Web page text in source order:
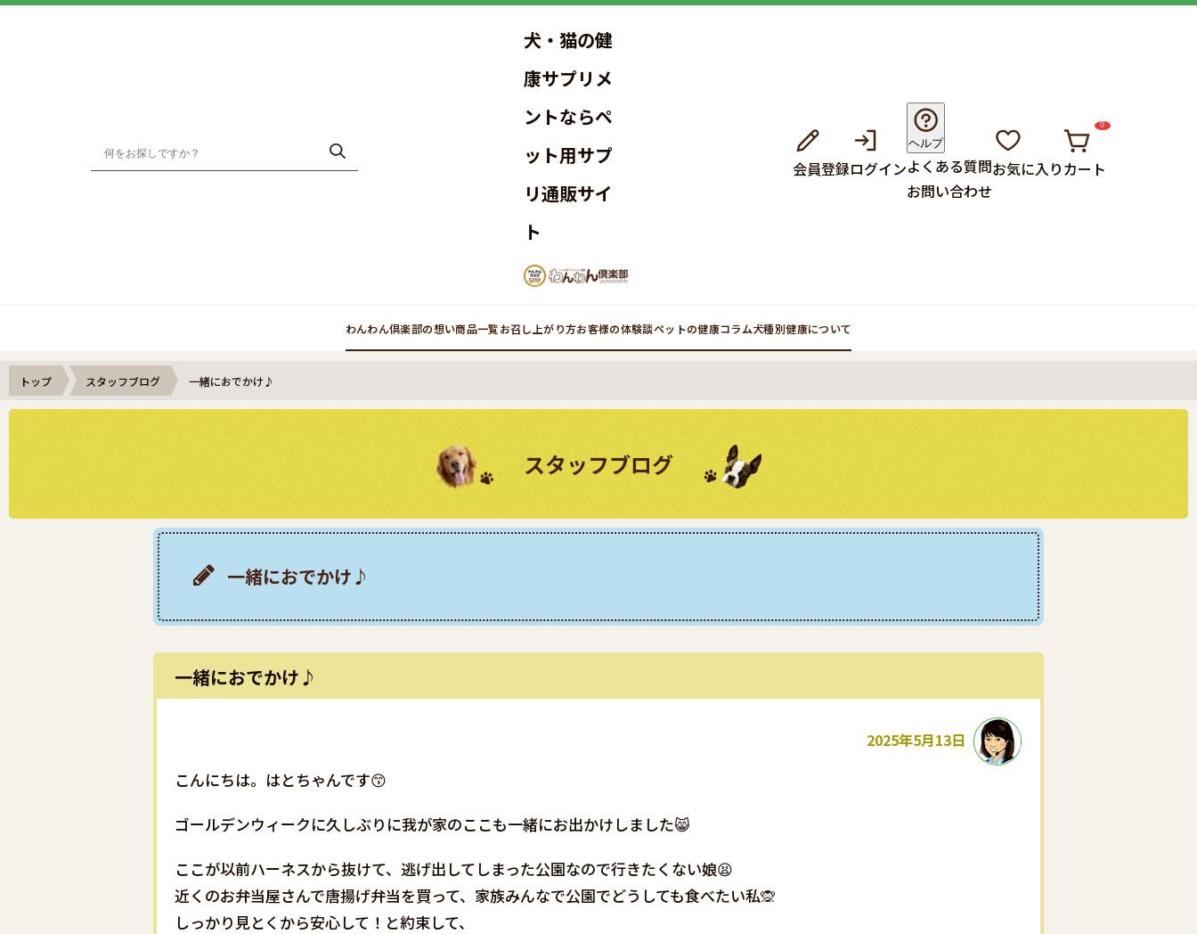
犬・猫の健
康サプリメ
ントならペ
ット用サプ
リ通販サイ
ト
会員登録ログイン
ヘルプ
よくある質問
お問い合わせ
お気に入りカート
0
わんわん倶楽部の想い商品一覧お召し上がり方お客様の体験談ペットの健康コラム犬種別健康について
トップ スタッフブログ 一緒におでかけ♪
スタッフブログ
一緒におでかけ♪
一緒におでかけ♪
2025年5月13日
こんにちは。はとちゃんです😙
ゴールデンウィークに久しぶりに我が家のここも一緒にお出かけしました😸
ここが以前ハーネスから抜けて、逃げ出してしまった公園なので行きたくない娘😫
近くのお弁当屋さんで唐揚げ弁当を買って、家族みんなで公園でどうしても食べたい私🙊
しっかり見とくから安心して！と約束して、